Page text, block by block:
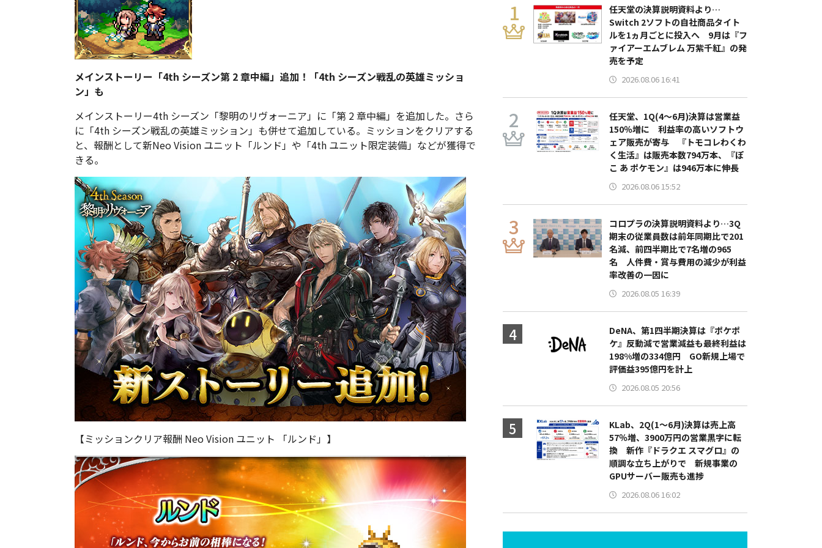
メインストーリー「4th シーズン第 2 章中編」追加！「4th シーズン戦乱の英雄ミッショ
ン」も
メインストーリー4th シーズン「黎明のリヴォーニア」に「第 2 章中編」を追加した。さら
に「4th シーズン戦乱の英雄ミッション」も併せて追加している。ミッションをクリアする
と、報酬として新Neo Vision ユニット「ルンド」や「4th ユニット限定装備」などが獲得で
きる。
【ミッションクリア報酬 Neo Vision ユニット 「ルンド」】
任天堂の決算説明資料より…
Switch 2ソフトの自社商品タイト
ルを1ヵ月ごとに投入へ 9月は『フ
ァイアーエムブレム 万紫千紅』の発
売を予定
2026.08.06 16:41
任天堂、1Q(4～6月)決算は営業益
150％増に 利益率の高いソフトウ
ェア販売が寄与 『トモコレわくわ
く生活』は販売本数794万本、『ぽ
こ あ ポケモン』は946万本に伸長
2026.08.06 15:52
コロプラの決算説明資料より…3Q
期末の従業員数は前年同期比で201
名減、前四半期比で7名増の965
名 人件費・賞与費用の減少が利益
率改善の一因に
2026.08.05 16:39
DeNA、第1四半期決算は『ポケポ
ケ』反動減で営業減益も最終利益は
198%増の334億円 GO新規上場で
評価益395億円を計上
2026.08.05 20:56
KLab、2Q(1～6月)決算は売上高
57％増、3900万円の営業黒字に転
換 新作『ドラクエ スマグロ』の
順調な立ち上がりで 新規事業の
GPUサーバー販売も進捗
2026.08.06 16:02